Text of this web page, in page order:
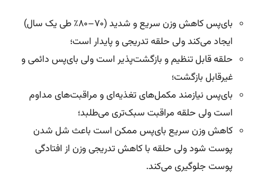
بای‌پس کاهش وزن سریع و شدید (۷۰–۸۰٪ طی یک سال)
ایجاد می‌کند ولی حلقه تدریجی و پایدار است؛
حلقه قابل تنظیم و بازگشت‌پذیر است ولی بای‌پس دائمی و
غیرقابل بازگشت؛
بای‌پس نیازمند مکمل‌های تغذیه‌ای و مراقبت‌های مداوم
است ولی حلقه مراقبت سبک‌تری می‌طلبد؛
کاهش وزن سریع بای‌پس ممکن است باعث شل شدن
پوست شود ولی حلقه با کاهش تدریجی وزن از افتادگی
پوست جلوگیری می‌کند.